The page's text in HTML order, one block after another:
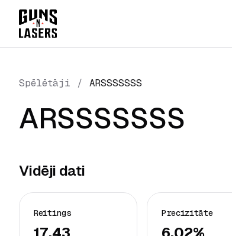
Spēlētāji / ARSSSSSSS
ARSSSSSSS
Vidēji dati
Reitings
17.43
Precizitāte
6.02%